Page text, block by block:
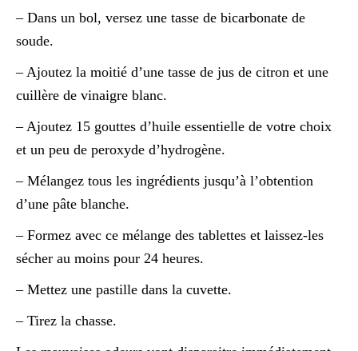
– Dans un bol, versez une tasse de bicarbonate de
soude.
– Ajoutez la moitié d’une tasse de jus de citron et une
cuillère de vinaigre blanc.
– Ajoutez 15 gouttes d’huile essentielle de votre choix
et un peu de peroxyde d’hydrogène.
– Mélangez tous les ingrédients jusqu’à l’obtention
d’une pâte blanche.
– Formez avec ce mélange des tablettes et laissez-les
sécher au moins pour 24 heures.
– Mettez une pastille dans la cuvette.
– Tirez la chasse.